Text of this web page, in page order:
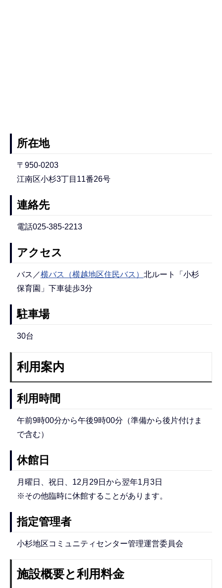
所在地
〒950-0203
江南区小杉3丁目11番26号
連絡先
電話025-385-2213
アクセス
バス／横バス（横越地区住民バス） 北ルート「小杉
保育園」下車徒歩3分
駐車場
30台
利用案内
利用時間
午前9時00分から午後9時00分（準備から後片付けま
で含む）
休館日
月曜日、祝日、12月29日から翌年1月3日
※その他臨時に休館することがあります。
指定管理者
小杉地区コミュニティセンター管理運営委員会
施設概要と利用料金